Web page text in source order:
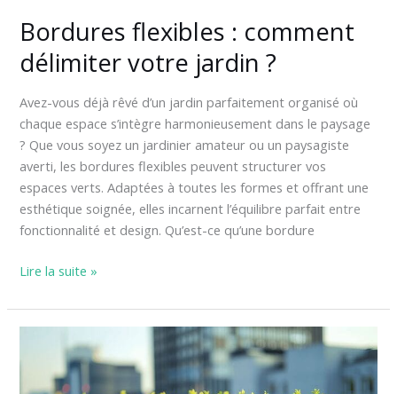
Bordures flexibles : comment
délimiter votre jardin ?
Avez-vous déjà rêvé d’un jardin parfaitement organisé où
chaque espace s’intègre harmonieusement dans le paysage
? Que vous soyez un jardinier amateur ou un paysagiste
averti, les bordures flexibles peuvent structurer vos
espaces verts. Adaptées à toutes les formes et offrant une
esthétique soignée, elles incarnent l’équilibre parfait entre
fonctionnalité et design. Qu’est-ce qu’une bordure
Lire la suite »